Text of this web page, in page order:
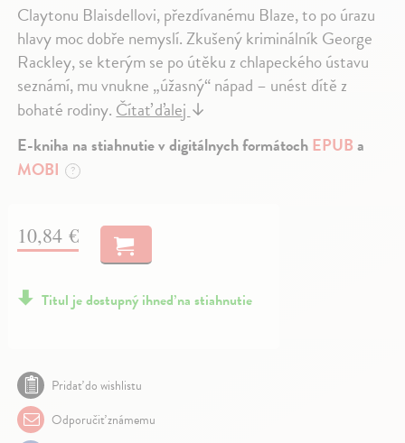
Claytonu Blaisdellovi, přezdívanému Blaze, to po úrazu
hlavy moc dobře nemyslí. Zkušený kriminálník George
Rackley, se kterým se po útěku z chlapeckého ústavu
seznámí, mu vnukne „úžasný“ nápad – unést dítě z
bohaté rodiny.Čítať ďalej↓
E-kniha na stiahnutie v digitálnych formátochEPUBa
MOBI
?
10,84 €
Titul je dostupný ihneď na stiahnutie
Pridať do wishlistu
Odporučiť známemu